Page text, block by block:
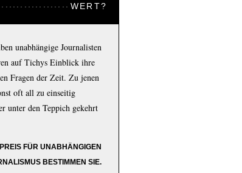
WERT?
unabhängige Journalisten
auf Tichys Einblick ihre
Fragen der Zeit. Zu jenen
oft all zu einseitig
unter den Teppich gekehrt
FÜR UNABHÄNGIGEN
BESTIMMEN SIE.